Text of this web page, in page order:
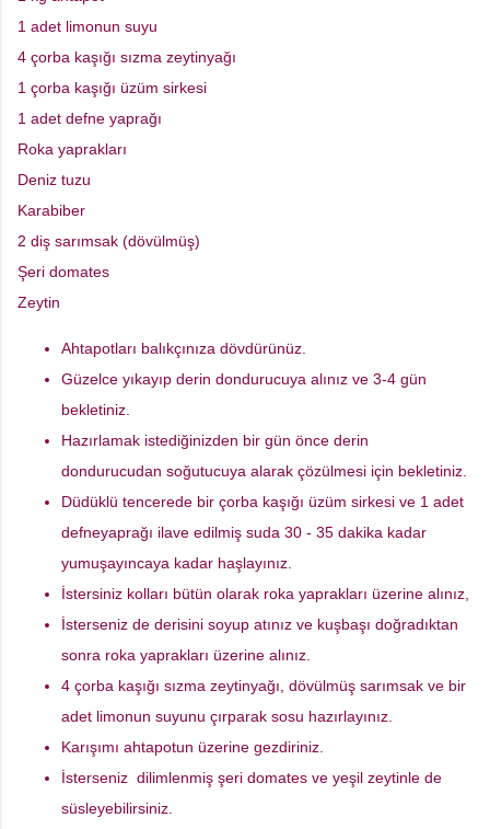
1 adet limonun suyu
4 çorba kaşığı sızma zeytinyağı
1 çorba kaşığı üzüm sirkesi
1 adet defne yaprağı
Roka yaprakları
Deniz tuzu
Karabiber
2 diş sarımsak (dövülmüş)
Şeri domates
Zeytin
Ahtapotları balıkçınıza dövdürünüz.
Güzelce yıkayıp derin dondurucuya alınız ve 3-4 gün
bekletiniz.
Hazırlamak istediğinizden bir gün önce derin
dondurucudan soğutucuya alarak çözülmesi için bekletiniz.
Düdüklü tencerede bir çorba kaşığı üzüm sirkesi ve 1 adet
defneyaprağı ilave edilmiş suda 30 - 35 dakika kadar
yumuşayıncaya kadar haşlayınız.
İstersiniz kolları bütün olarak roka yaprakları üzerine alınız,
İsterseniz de derisini soyup atınız ve kuşbaşı doğradıktan
sonra roka yaprakları üzerine alınız.
4 çorba kaşığı sızma zeytinyağı, dövülmüş sarımsak ve bir
adet limonun suyunu çırparak sosu hazırlayınız.
Karışımı ahtapotun üzerine gezdiriniz.
İsterseniz dilimlenmiş şeri domates ve yeşil zeytinle de
süsleyebilirsiniz.